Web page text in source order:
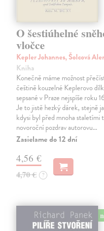
O šestiúhelné
vločce
Kepler Johannes, Šolcová
Kniha
Konečně máme možnost
češtině kouzelné Keplerovo
sepsané v Praze nejspíše roku
Je to jistě hezký dárek, stejně
kdysi byl před mnoha staletími
novoroční pozdrav autorovu…
Zasielame do 12 dní
4,56 €
4,70 € ?